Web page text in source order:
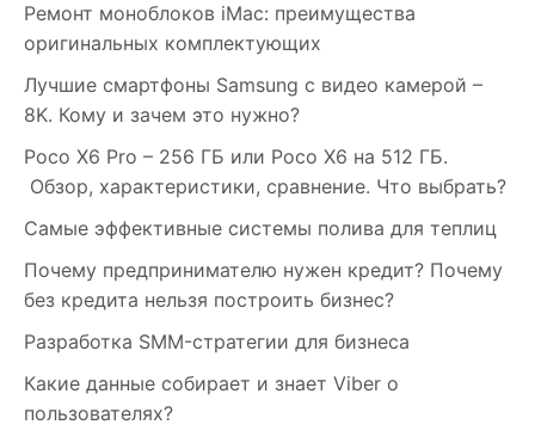
Ремонт моноблоков iMac: преимущества
оригинальных комплектующих
Лучшие смартфоны Samsung c видео камерой –
8K. Кому и зачем это нужно?
Poco X6 Pro – 256 ГБ или Poco X6 на 512 ГБ.
Обзор, характеристики, сравнение. Что выбрать?
Самые эффективные системы полива для теплиц
Почему предпринимателю нужен кредит? Почему
без кредита нельзя построить бизнес?
Разработка SMM-стратегии для бизнеса
Какие данные собирает и знает Viber о
пользователях?